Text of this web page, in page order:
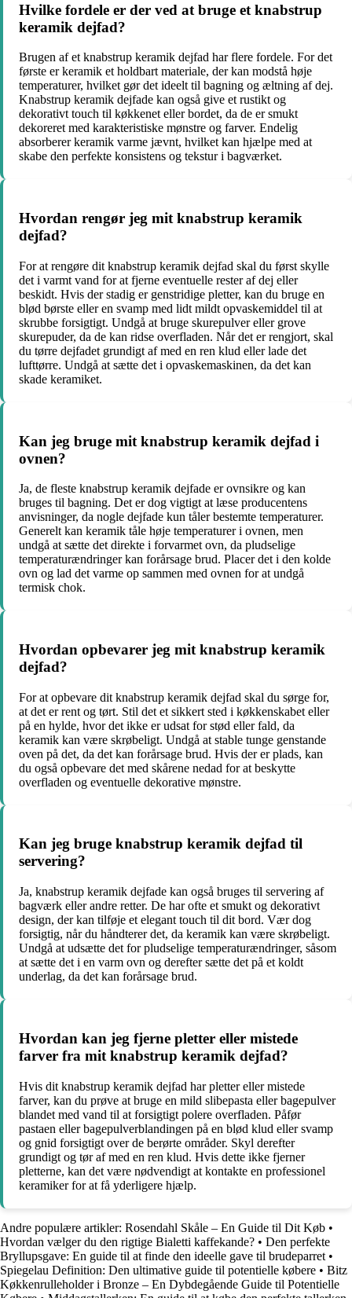
Hvilke fordele er der ved at bruge et knabstrup
keramik dejfad?
Brugen af et knabstrup keramik dejfad har flere fordele. For det
første er keramik et holdbart materiale, der kan modstå høje
temperaturer, hvilket gør det ideelt til bagning og æltning af dej.
Knabstrup keramik dejfade kan også give et rustikt og
dekorativt touch til køkkenet eller bordet, da de er smukt
dekoreret med karakteristiske mønstre og farver. Endelig
absorberer keramik varme jævnt, hvilket kan hjælpe med at
skabe den perfekte konsistens og tekstur i bagværket.
Hvordan rengør jeg mit knabstrup keramik
dejfad?
For at rengøre dit knabstrup keramik dejfad skal du først skylle
det i varmt vand for at fjerne eventuelle rester af dej eller
beskidt. Hvis der stadig er genstridige pletter, kan du bruge en
blød børste eller en svamp med lidt mildt opvaskemiddel til at
skrubbe forsigtigt. Undgå at bruge skurepulver eller grove
skurepuder, da de kan ridse overfladen. Når det er rengjort, skal
du tørre dejfadet grundigt af med en ren klud eller lade det
lufttørre. Undgå at sætte det i opvaskemaskinen, da det kan
skade keramiket.
Kan jeg bruge mit knabstrup keramik dejfad i
ovnen?
Ja, de fleste knabstrup keramik dejfade er ovnsikre og kan
bruges til bagning. Det er dog vigtigt at læse producentens
anvisninger, da nogle dejfade kun tåler bestemte temperaturer.
Generelt kan keramik tåle høje temperaturer i ovnen, men
undgå at sætte det direkte i forvarmet ovn, da pludselige
temperaturændringer kan forårsage brud. Placer det i den kolde
ovn og lad det varme op sammen med ovnen for at undgå
termisk chok.
Hvordan opbevarer jeg mit knabstrup keramik
dejfad?
For at opbevare dit knabstrup keramik dejfad skal du sørge for,
at det er rent og tørt. Stil det et sikkert sted i køkkenskabet eller
på en hylde, hvor det ikke er udsat for stød eller fald, da
keramik kan være skrøbeligt. Undgå at stable tunge genstande
oven på det, da det kan forårsage brud. Hvis der er plads, kan
du også opbevare det med skårene nedad for at beskytte
overfladen og eventuelle dekorative mønstre.
Kan jeg bruge knabstrup keramik dejfad til
servering?
Ja, knabstrup keramik dejfade kan også bruges til servering af
bagværk eller andre retter. De har ofte et smukt og dekorativt
design, der kan tilføje et elegant touch til dit bord. Vær dog
forsigtig, når du håndterer det, da keramik kan være skrøbeligt.
Undgå at udsætte det for pludselige temperaturændringer, såsom
at sætte det i en varm ovn og derefter sætte det på et koldt
underlag, da det kan forårsage brud.
Hvordan kan jeg fjerne pletter eller mistede
farver fra mit knabstrup keramik dejfad?
Hvis dit knabstrup keramik dejfad har pletter eller mistede
farver, kan du prøve at bruge en mild slibepasta eller bagepulver
blandet med vand til at forsigtigt polere overfladen. Påfør
pastaen eller bagepulverblandingen på en blød klud eller svamp
og gnid forsigtigt over de berørte områder. Skyl derefter
grundigt og tør af med en ren klud. Hvis dette ikke fjerner
pletterne, kan det være nødvendigt at kontakte en professionel
keramiker for at få yderligere hjælp.
Andre populære artikler: Rosendahl Skåle – En Guide til Dit Køb •
Hvordan vælger du den rigtige Bialetti kaffekande? • Den perfekte
Bryllupsgave: En guide til at finde den ideelle gave til brudeparret •
Spiegelau Definition: Den ultimative guide til potentielle købere • Bitz
Køkkenrulleholder i Bronze – En Dybdegående Guide til Potentielle